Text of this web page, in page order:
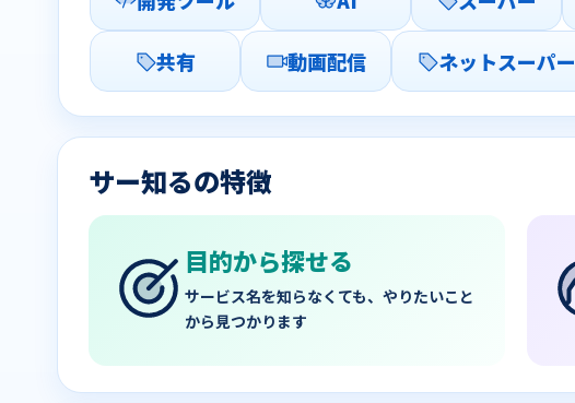
共有 動画配信 ネットスーパー
サー知るの特徴
目的から探せる
サービス名を知らなくても、やりたいこと
から見つかります